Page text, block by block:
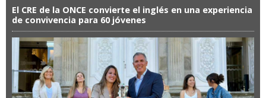
El CRE de la ONCE convierte el inglés en una experiencia
de convivencia para 60 jóvenes